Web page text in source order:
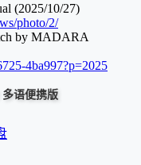
(2025/10/27)
photo/2/
by MADARA
4ba997?p=2025
语便携版